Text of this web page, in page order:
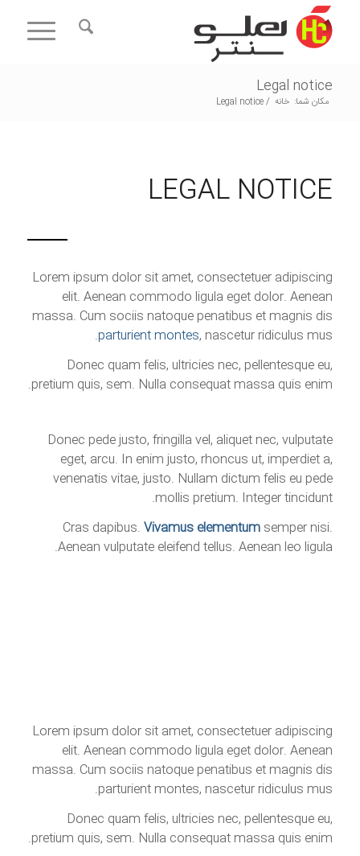
Legal notice
مکان شما: خانه /
Legal notice
LEGAL NOTICE
Lorem ipsum dolor sit amet, consectetuer adipiscing
elit. Aenean commodo ligula eget dolor. Aenean
massa. Cum sociis natoque penatibus et magnis dis
parturient montes, nascetur ridiculus mus.
Donec quam felis, ultricies nec, pellentesque eu,
pretium quis, sem. Nulla consequat massa quis enim.
Donec pede justo, fringilla vel, aliquet nec, vulputate
eget, arcu. In enim justo, rhoncus ut, imperdiet a,
venenatis vitae, justo. Nullam dictum felis eu pede
mollis pretium. Integer tincidunt.
Cras dapibus.Vivamus elementum semper nisi.
Aenean vulputate eleifend tellus. Aenean leo ligula.
Lorem ipsum dolor sit amet, consectetuer adipiscing
elit. Aenean commodo ligula eget dolor. Aenean
massa. Cum sociis natoque penatibus et magnis dis
parturient montes, nascetur ridiculus mus.
Donec quam felis, ultricies nec, pellentesque eu,
pretium quis, sem. Nulla consequat massa quis enim.